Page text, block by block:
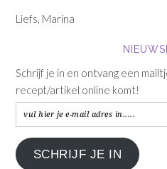
Liefs, Marina
Schrijf je in en ontvang een
recept/artikel online komt!
vul
hier
je
e-
SCHRIJF JE IN